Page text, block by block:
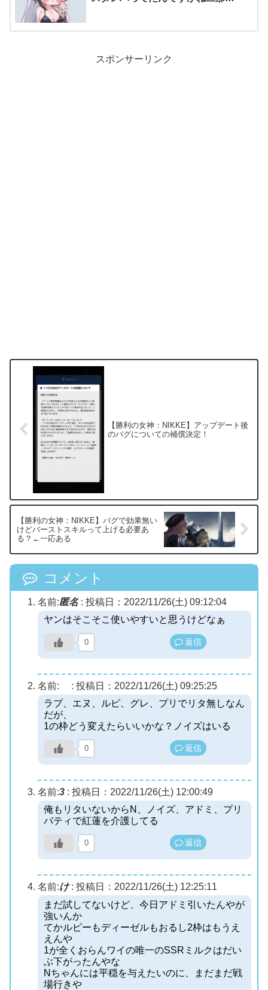
スポンサーリンク
【勝利の女神：NIKKE】アップデート後
のバグについての補償決定！
【勝利の女神：NIKKE】バグで効果無い
けどバーストスキルって上げる必要あ
る？←一応ある
コメント
名前:匿名: 投稿日：2022/11/26(土) 09:12:04
ヤンはそこそこ使いやすいと思うけどなぁ
0 返信
名前: : 投稿日：2022/11/26(土) 09:25:25
ラプ、エヌ、ルピ、グレ、プリでリタ無しなん
だが、
1の枠どう変えたらいいかな？ノイズはいる
0 返信
名前:3 : 投稿日：2022/11/26(土) 12:00:49
俺もリタいないからN、ノイズ、アドミ、プリ
バティで紅蓮を介護してる
0 返信
名前:け: 投稿日：2022/11/26(土) 12:25:11
まだ試してないけど、今日アドミ引いたんやが
強いんか
てかルピーもディーゼルもおるし2枠はもうえ
えんや
1が全くおらんワイの唯一のSSRミルクはだい
ぶ下がったんやな
Nちゃんには平穏を与えたいのに、まだまだ戦
場行きや